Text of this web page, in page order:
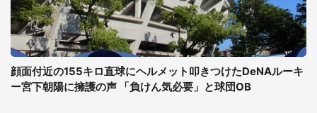
顔面付近の155キロ直球にヘルメット叩きつけたDeNAルーキ
ー宮下朝陽に擁護の声 「負けん気必要」と球団OB